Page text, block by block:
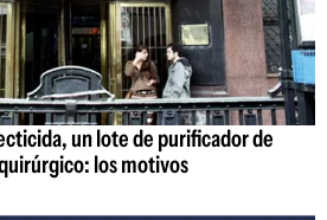
un lote de purificador de
los motivos